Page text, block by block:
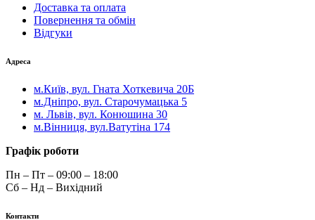
Доставка та оплата
Повернення та обмін
Відгуки
Адреса
м.Київ, вул. Гната Хоткевича 20Б
м.Дніпро, вул. Старочумацька 5
м. Львів, вул. Конюшина 30
м.Вінниця, вул.Ватутіна 174
Графік роботи
Пн – Пт – 09:00 – 18:00
Сб – Нд – Вихідний
Контакти